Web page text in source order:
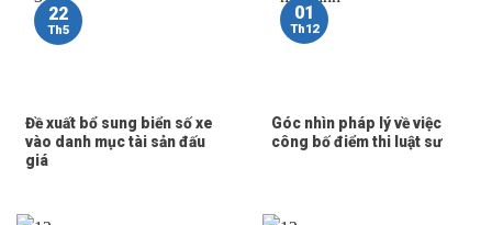
Đề xuất bổ sung biển số xe
vào danh mục tài sản đấu
giá
22
Th5
Góc nhìn pháp lý về việc
công bố điểm thi luật sư
01
Th12